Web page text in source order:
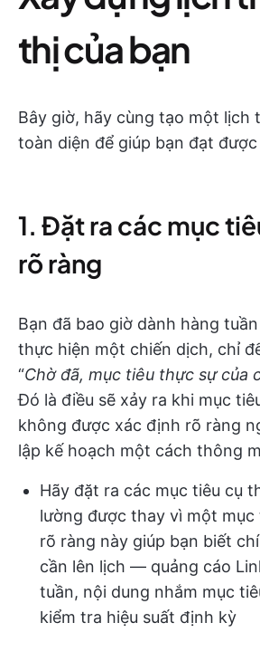
thị của bạn
Bây giờ, hãy cùng tạo một lịch
toàn diện để giúp bạn đạt
1. Đặt ra các mục
rõ ràng
Bạn đã bao giờ dành hàng
thực hiện một chiến dịch, chỉ
“Chờ đã, mục tiêu thực sự của
Đó là điều sẽ xảy ra khi mục
không được xác định rõ ràng
lập kế hoạch một cách thông
Hãy đặt ra các mục tiêu cụ
lường được thay vì một mục
rõ ràng này giúp bạn biết
cần lên lịch — quảng cáo
tuần, nội dung nhắm mục
kiểm tra hiệu suất định kỳ